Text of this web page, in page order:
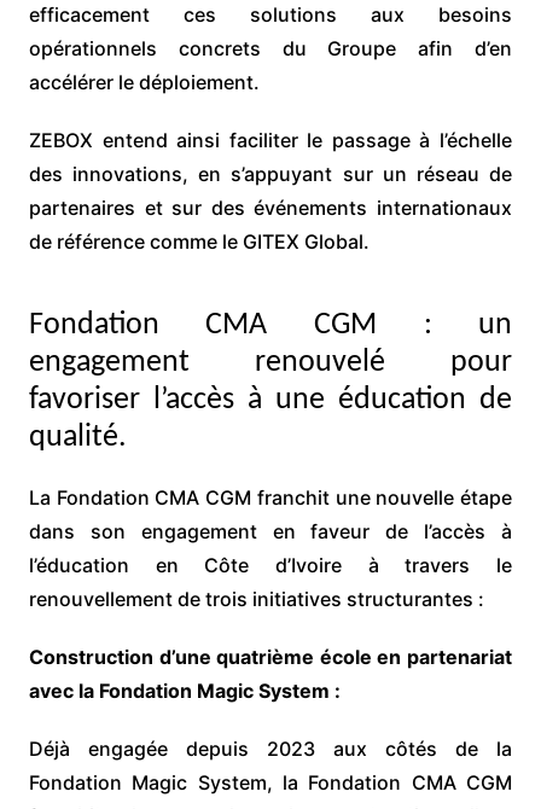
efficacement ces solutions aux besoins
opérationnels concrets du Groupe afin d’en
accélérer le déploiement.
ZEBOX entend ainsi faciliter le passage à l’échelle
des innovations, en s’appuyant sur un réseau de
partenaires et sur des événements internationaux
de référence comme le GITEX Global.
Fondation CMA CGM : un
engagement renouvelé pour
favoriser l’accès à une éducation de
qualité.
La Fondation CMA CGM franchit une nouvelle étape
dans son engagement en faveur de l’accès à
l’éducation en Côte d’Ivoire à travers le
renouvellement de trois initiatives structurantes :
Construction d’une quatrième école en partenariat
avec la Fondation Magic System :
Déjà engagée depuis 2023 aux côtés de la
Fondation Magic System, la Fondation CMA CGM